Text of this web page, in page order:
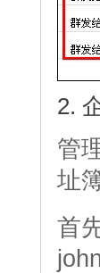
2.
管
址
首